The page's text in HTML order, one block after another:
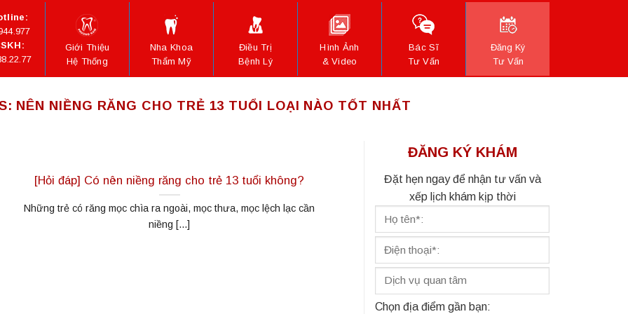
Giới Thiệu
Hệ Thống
Nha Khoa
Thẩm Mỹ
Điều Trị
Bệnh Lý
Hình Ảnh
& Video
Bác Sĩ
Tư Vấn
Đăng Ký
Tư Vấn
NÊN NIỀNG RĂNG CHO TRẺ 13 TUỔI LOẠI NÀO TỐT NHẤT
[Hỏi đáp] Có nên niềng răng cho trẻ 13 tuổi không?
Những trẻ có răng mọc chìa ra ngoài, mọc thưa, mọc lệch lạc cần
niềng [...]
ĐĂNG KÝ KHÁM
Đặt hẹn ngay để nhận tư vấn và
xếp lịch khám kịp thời
Chọn địa điểm gần bạn: